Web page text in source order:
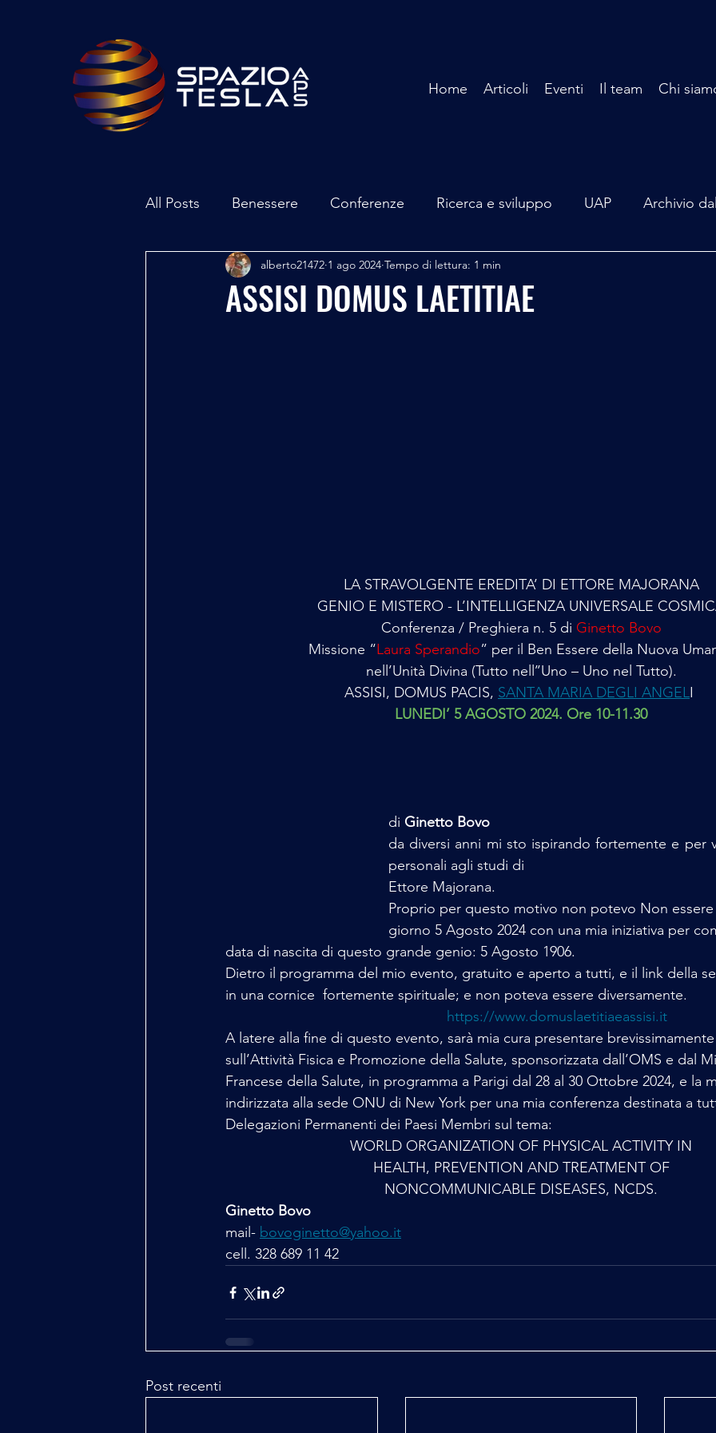
Home Articoli Eventi Il team Chi
All Posts Benessere Conferenze Ricerca e sviluppo UAP Archivio
Ambiente Inchieste - Interviste Mare Mediterraneo
ASSISI DOMUS LAETITIAE
alberto21472 1 ago 2024 Tempo di lettura: 1 min
LA STRAVOLGENTE EREDITA’ DI ETTORE MAJORANA
GENIO E MISTERO - L’INTELLIGENZA UNIVERSALE
Conferenza / Preghiera n. 5 di Ginetto Bovo
Missione “Laura Sperandio” per il Ben Essere della Nuova
nell’Unità Divina (Tutto nell’’Uno – Uno nel Tutto).
ASSISI, DOMUS PACIS, SANTA MARIA DEGLI ANGELI
LUNEDI’ 5 AGOSTO 2024. Ore 10-11.30
di Ginetto Bovo
da diversi anni mi sto ispirando fortemente e per
personali agli studi di
Ettore Majorana.
Proprio per questo motivo non potevo Non essere
giorno 5 Agosto 2024 con una mia iniziativa per
data di nascita di questo grande genio: 5 Agosto 1906.
Dietro il programma del mio evento, gratuito e aperto a tutti, e il link della
in una cornice  fortemente spirituale; e non poteva essere diversamente.
https://www.domuslaetitiaeassisi.it
A latere alla fine di questo evento, sarà mia cura presentare
sull’Attività Fisica e Promozione della Salute, sponsorizzata dall’OMS e dal
Francese della Salute, in programma a Parigi dal 28 al 30 Ottobre 2024, e la
indirizzata alla sede ONU di New York per una mia conferenza destinata a
Delegazioni Permanenti dei Paesi Membri sul tema:
WORLD ORGANIZATION OF PHYSICAL ACTIVITY IN
HEALTH, PREVENTION AND TREATMENT OF
NONCOMMUNICABLE DISEASES, NCDS.
Ginetto Bovo
mail- bovoginetto@yahoo.it
cell. 328 689 11 42
Post recenti